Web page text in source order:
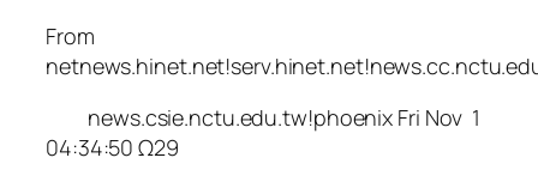
From
news.csie.nctu.edu.tw!phoenix Fri Nov 1
04:34:50 Ω29